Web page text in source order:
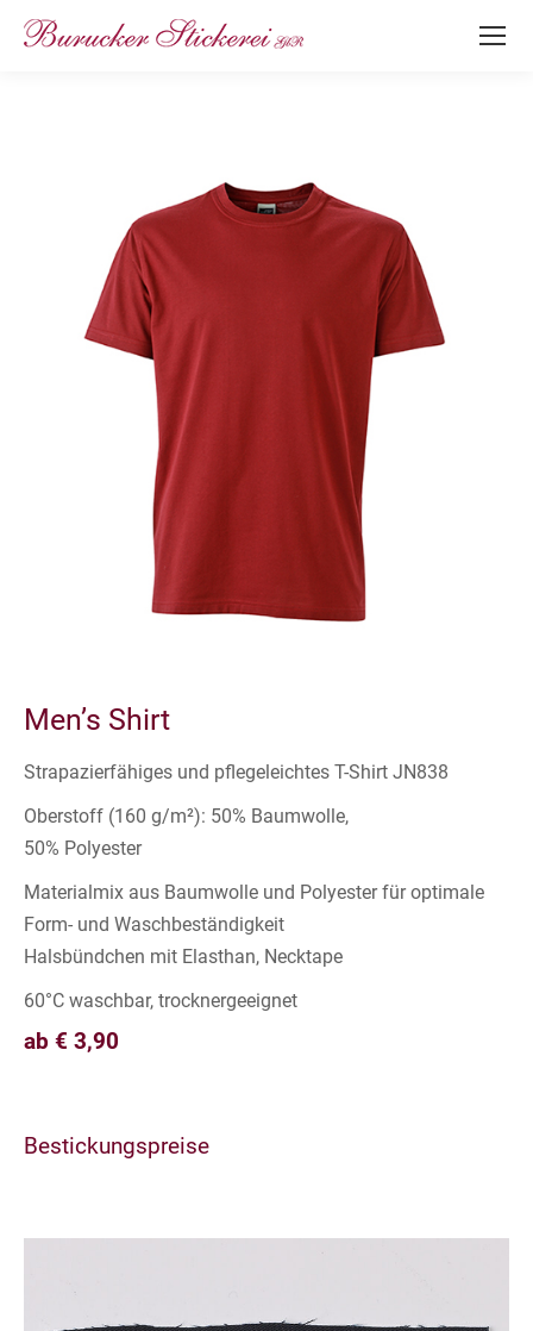
Men’s Shirt
Strapazierfähiges und pflegeleichtes T-Shirt JN838
Oberstoff (160 g/m²): 50% Baumwolle,
50% Polyester
Materialmix aus Baumwolle und Polyester für optimale
Form- und Waschbeständigkeit
Halsbündchen mit Elasthan, Necktape
60°C waschbar, trocknergeeignet
ab € 3,90
Bestickungspreise